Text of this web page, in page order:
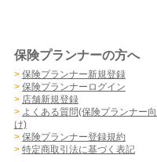
保険プランナーの方へ
> 保険プランナー新規登録
> 保険プランナーログイン
> 店舗新規登録
> よくある質問(保険プランナー向
け)
> 保険プランナー登録規約
> 特定商取引法に基づく表記